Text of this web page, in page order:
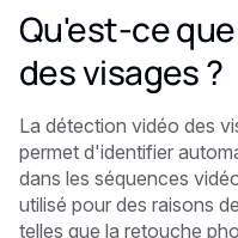
Qu'est-ce
des visages ?
La détection vidéo des
permet d'identifier
dans les séquences
utilisé pour des raisons
telles que la retouche